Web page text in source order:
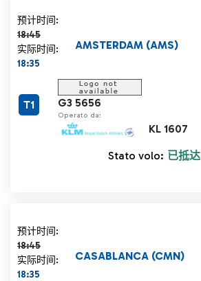
预计时间:
18:45
计划时间 18:45 删除线
实际时间:
18:35
G3 5656
Operato da:
KL 1607
AMSTERDAM (AMS)
T1
Stato volo: 已抵达
预计时间:
18:45
计划时间 18:45 删除线
实际时间:
18:35
CASABLANCA (CMN)